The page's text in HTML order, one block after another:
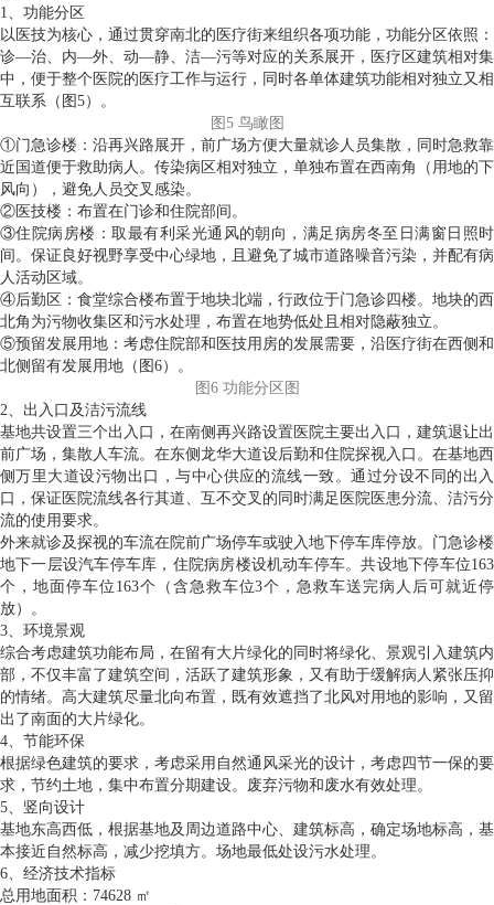
1、功能分区
以医技为核心，通过贯穿南北的医疗街来组织各项功能，功能分区依照：
诊—治、内—外、动—静、洁—污等对应的关系展开，医疗区建筑相对集
中，便于整个医院的医疗工作与运行，同时各单体建筑功能相对独立又相
互联系（图5）。
图5 鸟瞰图
①门急诊楼：沿再兴路展开，前广场方便大量就诊人员集散，同时急救靠
近国道便于救助病人。传染病区相对独立，单独布置在西南角（用地的下
风向），避免人员交叉感染。
②医技楼：布置在门诊和住院部间。
③住院病房楼：取最有利采光通风的朝向，满足病房冬至日满窗日照时
间。保证良好视野享受中心绿地，且避免了城市道路噪音污染，并配有病
人活动区域。
④后勤区：食堂综合楼布置于地块北端，行政位于门急诊四楼。地块的西
北角为污物收集区和污水处理，布置在地势低处且相对隐蔽独立。
⑤预留发展用地：考虑住院部和医技用房的发展需要，沿医疗街在西侧和
北侧留有发展用地（图6）。
图6 功能分区图
2、出入口及洁污流线
基地共设置三个出入口，在南侧再兴路设置医院主要出入口，建筑退让出
前广场，集散人车流。在东侧龙华大道设后勤和住院探视入口。在基地西
侧万里大道设污物出口，与中心供应的流线一致。通过分设不同的出入
口，保证医院流线各行其道、互不交叉的同时满足医院医患分流、洁污分
流的使用要求。
外来就诊及探视的车流在院前广场停车或驶入地下停车库停放。门急诊楼
地下一层设汽车停车库，住院病房楼设机动车停车。共设地下停车位163
个，地面停车位163个（含急救车位3个，急救车送完病人后可就近停
放）。
3、环境景观
综合考虑建筑功能布局，在留有大片绿化的同时将绿化、景观引入建筑内
部，不仅丰富了建筑空间，活跃了建筑形象，又有助于缓解病人紧张压抑
的情绪。高大建筑尽量北向布置，既有效遮挡了北风对用地的影响，又留
出了南面的大片绿化。
4、节能环保
根据绿色建筑的要求，考虑采用自然通风采光的设计，考虑四节一保的要
求，节约土地，集中布置分期建设。废弃污物和废水有效处理。
5、竖向设计
基地东高西低，根据基地及周边道路中心、建筑标高，确定场地标高，基
本接近自然标高，减少挖填方。场地最低处设污水处理。
6、经济技术指标
总用地面积：74628 ㎡